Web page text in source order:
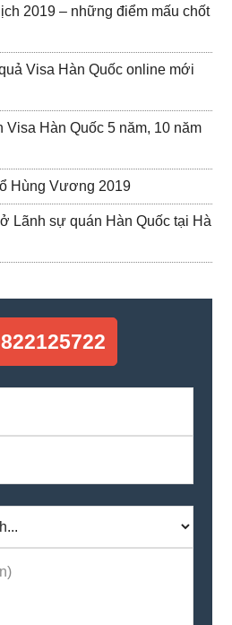
2019 – những điểm mấu chốt
Visa Hàn Quốc online mới
Visa Hàn Quốc 5 năm, 10 năm
Hùng Vương 2019
Lãnh sự quán Hàn Quốc tại Hà